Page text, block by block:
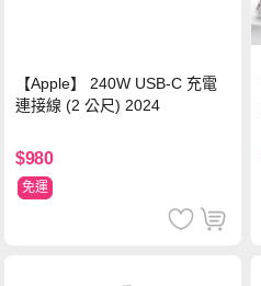
【Apple】 240W USB-C 充電
連接線 (2 公尺) 2024
$980
免運